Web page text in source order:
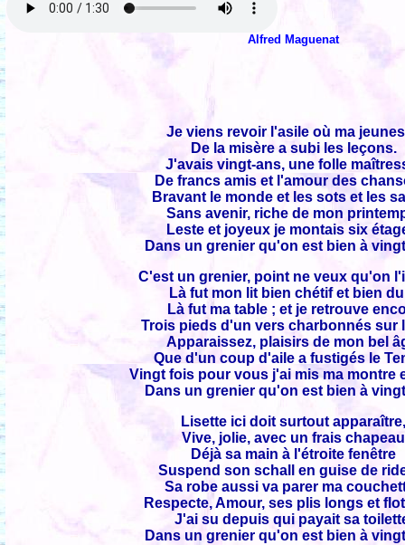
Alfred Maguenat
Je viens revoir l'asile où ma
De la misère a subi les leçons.
J'avais vingt-ans, une folle
De francs amis et l'amour des
Bravant le monde et les sots et les
Sans avenir, riche de mon
Leste et joyeux je montais six
Dans un grenier qu'on est bien à
C'est un grenier, point ne veux qu'on
Là fut mon lit bien chétif et bien
Là fut ma table ; et je retrouve
Trois pieds d'un vers charbonnés sur
Apparaissez, plaisirs de mon bel
Que d'un coup d'aile a fustigés le
Vingt fois pour vous j'ai mis ma montre
Dans un grenier qu'on est bien à
Lisette ici doit surtout
Vive, jolie, avec un frais chapeau
Déjà sa main à l'étroite fenêtre
Suspend son schall en guise de
Sa robe aussi va parer ma
Respecte, Amour, ses plis longs et
J'ai su depuis qui payait sa
Dans un grenier qu'on est bien à